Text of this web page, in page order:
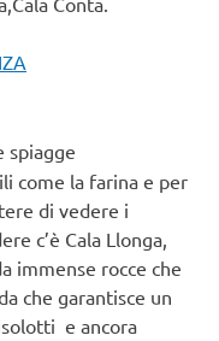
spiagge
come la farina e per
di vedere i
c’è Cala Llonga,
immense rocce che
che garantisce un
e ancora